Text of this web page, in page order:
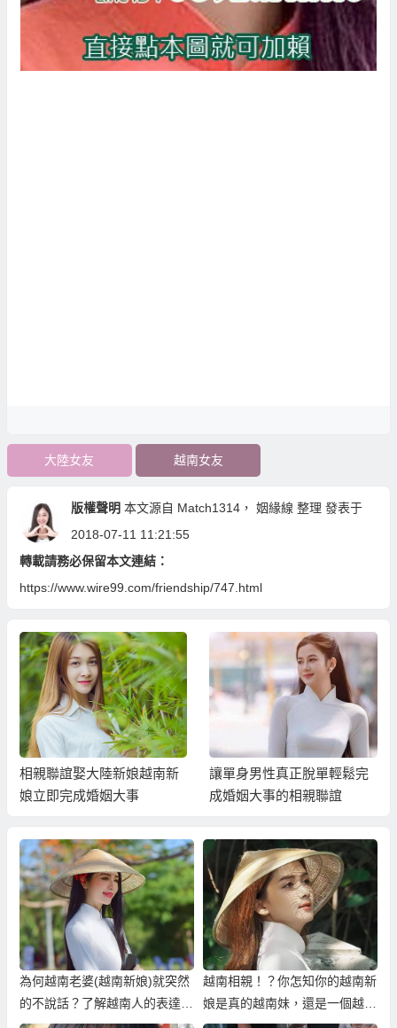
大陸女友 越南女友
版權聲明 本文源自 Match1314， 姻緣線 整理 發表于
2018-07-11 11:21:55
轉載請務必保留本文連結：
https://www.wire99.com/friendship/747.html
相親聯誼娶大陸新娘越南新
娘立即完成婚姻大事
讓單身男性真正脫單輕鬆完
成婚姻大事的相親聯誼
為何越南老婆(越南新娘)就突然
的不說話？了解越南人的表達方
越南相親！？你怎知你的越南新
娘是真的越南妹，還是一個越南